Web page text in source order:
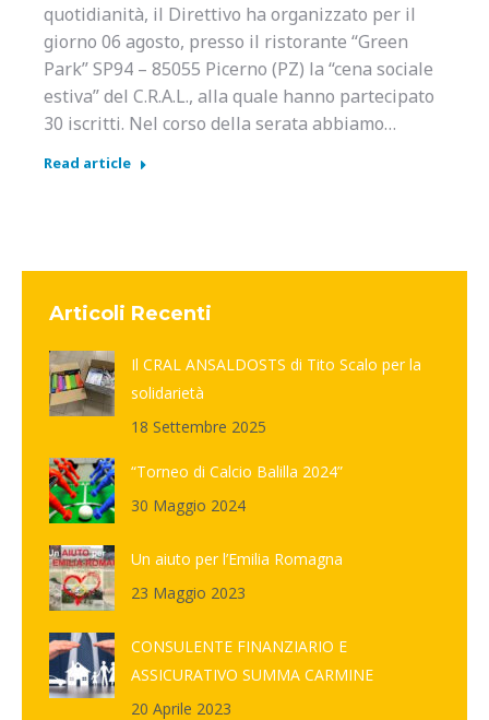
quotidianità, il Direttivo ha organizzato per il
giorno 06 agosto, presso il ristorante “Green
Park” SP94 – 85055 Picerno (PZ) la “cena sociale
estiva” del C.R.A.L., alla quale hanno partecipato
30 iscritti. Nel corso della serata abbiamo…
Read article
Articoli Recenti
Il CRAL ANSALDOSTS di Tito Scalo per la
solidarietà
18 Settembre 2025
“Torneo di Calcio Balilla 2024”
30 Maggio 2024
Un aiuto per l’Emilia Romagna
23 Maggio 2023
CONSULENTE FINANZIARIO E
ASSICURATIVO SUMMA CARMINE
20 Aprile 2023